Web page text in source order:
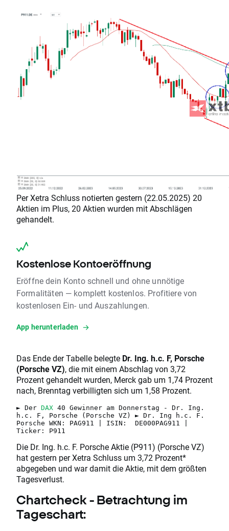
Per Xetra Schluss notierten gestern (22.05.2025) 20
Aktien im Plus, 20 Aktien wurden mit Abschlägen
gehandelt.
Kostenlose Kontoeröffnung
Eröffne dein Konto schnell und ohne unnötige
Formalitäten — komplett kostenlos. Profitiere von
kostenlosen Ein- und Auszahlungen.
App herunterladen
Das Ende der Tabelle belegte Dr. Ing. h.c. F, Porsche
(Porsche VZ), die mit einem Abschlag von 3,72
Prozent gehandelt wurden, Merck gab um 1,74 Prozent
nach, Brenntag verbilligten sich um 1,58 Prozent.
► Der DAX 40 Gewinner am Donnerstag - Dr. Ing.
h.c. F, Porsche (Porsche VZ) ► Dr. Ing h.c. F.
Porsche WKN: PAG911 | ISIN: DE000PAG911 |
Ticker: P911
Die Dr. Ing. h.c. F. Porsche Aktie (P911) (Porsche VZ)
hat gestern per Xetra Schluss um 3,72 Prozent*
abgegeben und war damit die Aktie, mit dem größten
Tagesverlust.
Chartcheck - Betrachtung im
Tageschart: